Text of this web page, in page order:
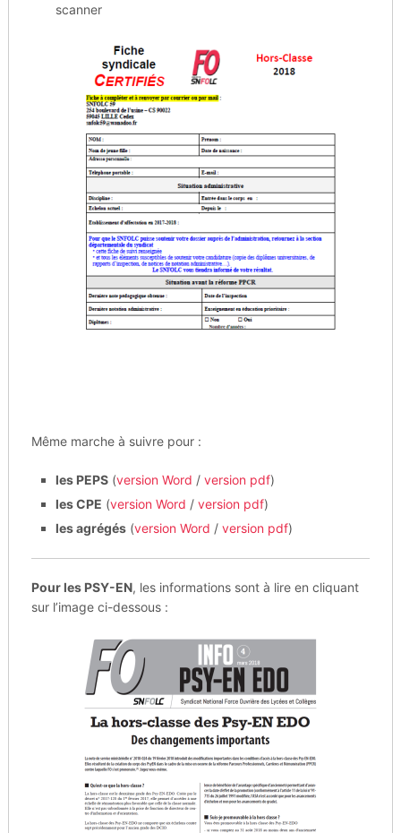
scanner
Même marche à suivre pour :
les PEPS(version Word / version pdf)
les CPE (version Word / version pdf)
les agrégés(version Word / version pdf)
Pour les PSY-EN, les informations sont à lire en cliquant
sur l’image ci-dessous :